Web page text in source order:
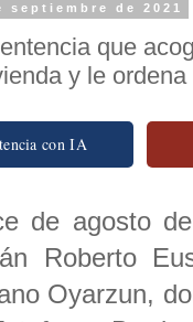
septiembre de 2021
que
y le
con IA
de agosto
Roberto
Oyarzun,